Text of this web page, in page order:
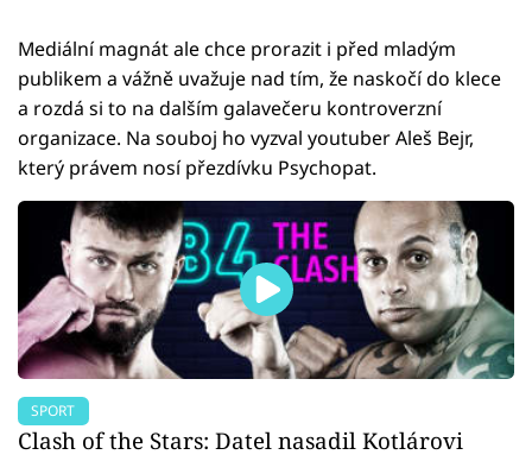
Mediální magnát ale chce prorazit i před mladým
publikem a vážně uvažuje nad tím, že naskočí do klece
a rozdá si to na dalším galavečeru kontroverzní
organizace. Na souboj ho vyzval youtuber Aleš Bejr,
který právem nosí přezdívku Psychopat.
SPORT
Clash of the Stars: Datel nasadil Kotlárovi